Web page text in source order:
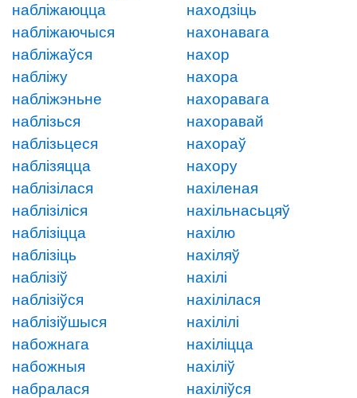
набліжаюцца
набліжаючыся
набліжаўся
набліжу
набліжэньне
наблізься
наблізьцеся
наблізяцца
наблізілася
наблізіліся
наблізіцца
наблізіць
наблізіў
наблізіўся
наблізіўшыся
набожнага
набожныя
набралася
находзіць
нахонавага
нахор
нахора
нахоравага
нахоравай
нахораў
нахору
нахіленая
нахільнасьцяў
нахілю
нахіляў
нахілі
нахілілася
нахілілі
нахіліцца
нахіліў
нахіліўся